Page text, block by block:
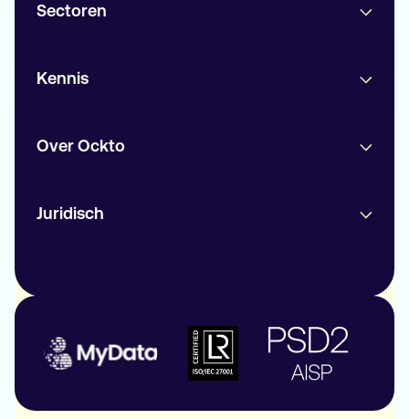
Sectoren
Kennis
Over Ockto
Juridisch